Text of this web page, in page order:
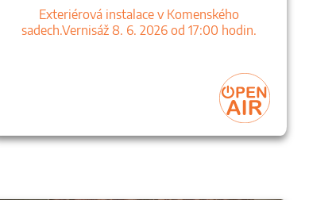
Exteriérová instalace v Komenského
sadech.Vernisáž 8. 6. 2026 od 17:00 hodin.